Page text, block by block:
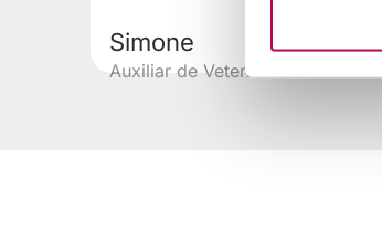
Simone
Auxiliar de Veterinaria